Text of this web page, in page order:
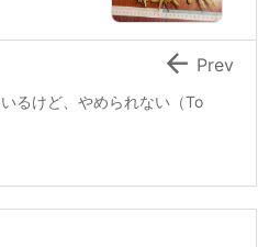
るけど、やめられない（To
 Prev